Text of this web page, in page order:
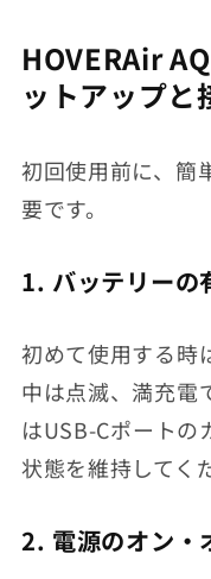
HOVERAir
ットアップと
初回使用前に、簡
要です。
1. バッテリーの
初めて使用する時
中は点滅、満充電
はUSB-Cポートの
状態を維持してく
2. 電源のオン・